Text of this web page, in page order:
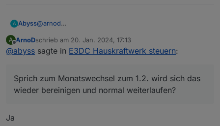
A Abyss@arnod
So etwas hatte ich gehofft/befürchtet.
Musste diese Woche ein Backup meiner iobroker-VM
wieder bereinigen und normal weiterlaufen?
Danke dir ;)
A
Offline
ArnoDschrieb am 20. Jan. 2024, 17:13
zuletzt editiert von
@abyss sagte in E3DC Hauskraftwerk steuern:
Sprich zum Monatswechsel zum 1.2. wird sich das
wieder bereinigen und normal weiterlaufen?
Ja